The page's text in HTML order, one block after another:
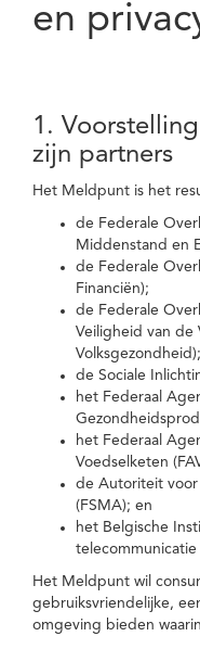
en
1.
zijn partners
Het Meldpunt is het
de Federale
Middenstand en
de Federale
Financiën);
de Federale
Veiligheid van de
Volksgezondheid);
de Sociale
het Federaal
het Federaal
Voedselketen
de Autoriteit voor
(FSMA); en
het Belgische
telecommunicatie
Het Meldpunt wil
gebruiksvriendelijke,
omgeving bieden